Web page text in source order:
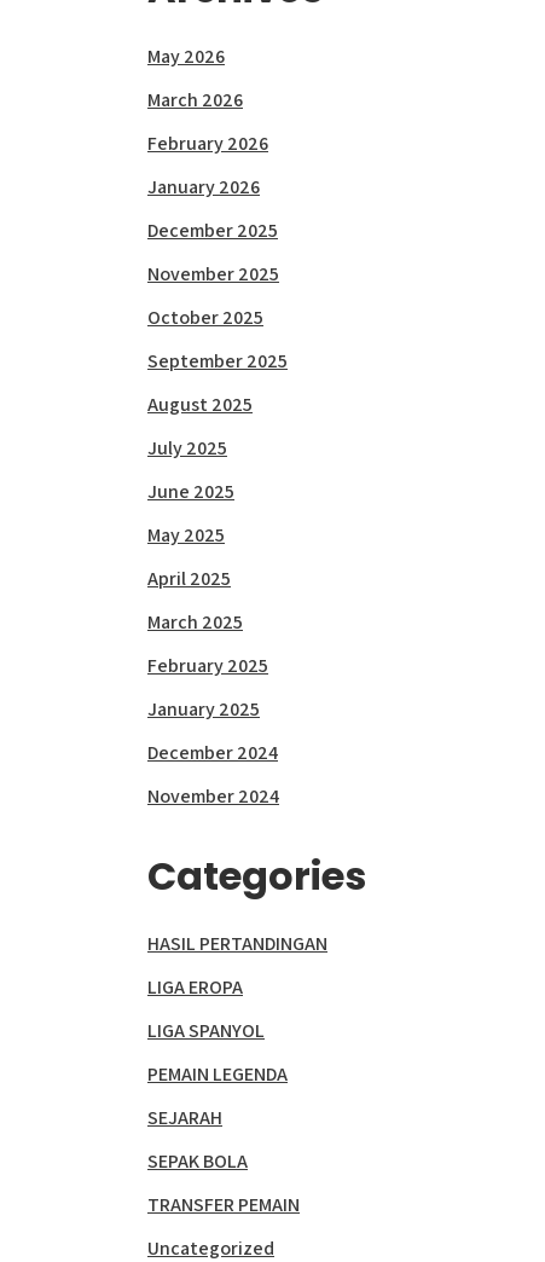
May 2026
March 2026
February 2026
January 2026
December 2025
November 2025
October 2025
September 2025
August 2025
July 2025
June 2025
May 2025
April 2025
March 2025
February 2025
January 2025
December 2024
November 2024
Categories
HASIL PERTANDINGAN
LIGA EROPA
LIGA SPANYOL
PEMAIN LEGENDA
SEJARAH
SEPAK BOLA
TRANSFER PEMAIN
Uncategorized